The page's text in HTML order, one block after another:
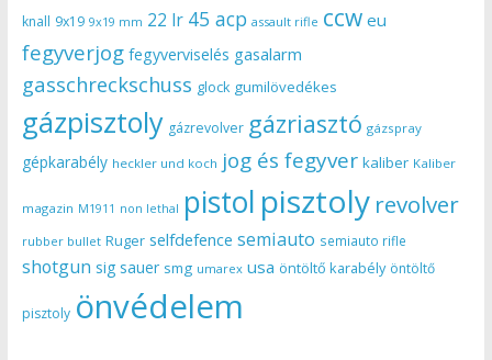
knall 9x19 9x19 mm 22 lr 45 acp assault rifle ccw eu
fegyverjog fegyverviselés gasalarm
gasschreckschuss glock gumilövedékes
gázpisztoly gázrevolver gázriasztó gázspray
gépkarabély heckler und koch jog és fegyver kaliber Kaliber
magazin M1911 non lethal pistol pisztoly revolver
rubber bullet Ruger selfdefence semiauto semiauto rifle
shotgun sig sauer smg umarex usa öntöltő karabély öntöltő
pisztoly önvédelem